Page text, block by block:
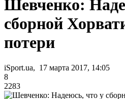
Шевченко:
сборной
потери
iSport.ua, 17 марта 2017, 14:05
8
2283